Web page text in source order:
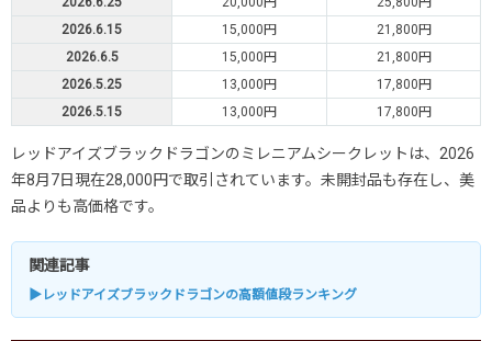
2026.6.15
15,000円
21,800円
2026.6.5
15,000円
21,800円
2026.5.25
13,000円
17,800円
2026.5.15
13,000円 17,800円
レッドアイズブラックドラゴンのミレニアムシークレットは、2026
年8月7日現在28,000円で取引されています。未開封品も存在し、美
品よりも高価格です。
関連記事
▶レッドアイズブラックドラゴンの高額値段ランキング